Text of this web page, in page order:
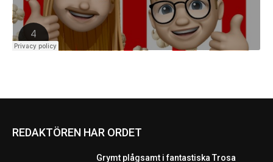
REDAKTÖREN HAR ORDET
Grymt plågsamt i fantastiska Trosa